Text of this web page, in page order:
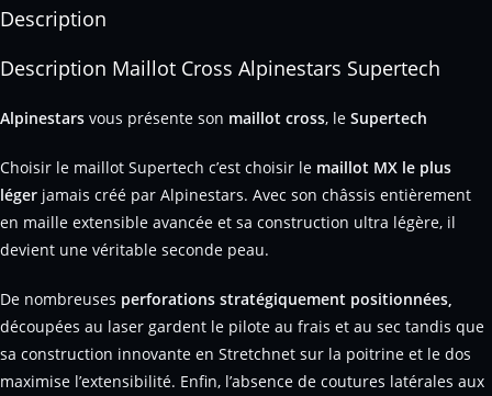
Description
Description Maillot Cross Alpinestars Supertech
Alpinestars vous présente son maillot cross, le Supertech
Choisir le maillot Supertech c’est choisir le maillot MX le plus
léger jamais créé par Alpinestars. Avec son châssis entièrement
en maille extensible avancée et sa construction ultra légère, il
devient une véritable seconde peau.
De nombreuses perforations stratégiquement positionnées,
découpées au laser gardent le pilote au frais et au sec tandis que
sa construction innovante en Stretchnet sur la poitrine et le dos
maximise l’extensibilité. Enfin, l’absence de coutures latérales aux